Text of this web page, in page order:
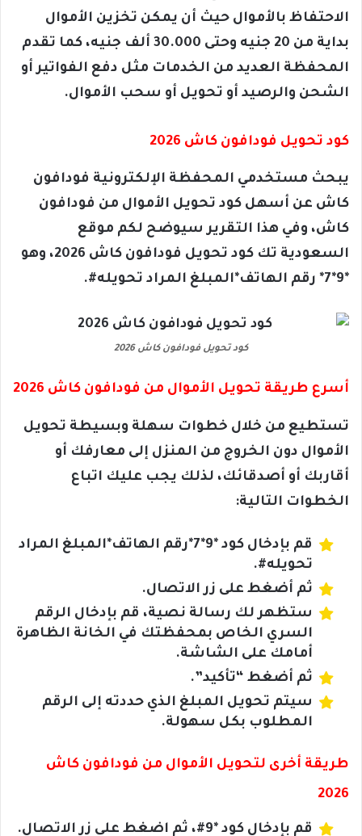
الاحتفاظ بالأموال حيث أن يمكن تخزين الأموال
بداية من 20 جنيه وحتى 30.000 ألف جنيه، كما تقدم
المحفظة العديد من الخدمات مثل دفع الفواتير أو
الشحن والرصيد أو تحويل أو سحب الأموال.
كود تحويل فودافون كاش 2026
يبحث مستخدمي المحفظة الإلكترونية فودافون
كاش عن أسهل كود تحويل الأموال من فودافون
كاش، وفي هذا التقرير سيوضح لكم موقع
السعودية تك كود تحويل فودافون كاش 2026، وهو
*9*7* رقم الهاتف*المبلغ المراد تحويله#.
كود تحويل فودافون كاش 2026
أسرع طريقة تحويل الأموال من فودافون كاش 2026
تستطيع من خلال خطوات سهلة وبسيطة تحويل
الأموال دون الخروج من المنزل إلى معارفك أو
أقاربك أو أصدقائك، لذلك يجب عليك اتباع
الخطوات التالية:
قم بإدخال كود *9*7*رقم الهاتف*المبلغ المراد
تحويله#.
ثم أضغط على زر الاتصال.
ستظهر لك رسالة نصية، قم بإدخال الرقم
السري الخاص بمحفظتك في الخانة الظاهرة
أمامك على الشاشة.
ثم أضغط “تأكيد”.
سيتم تحويل المبلغ الذي حددته إلى الرقم
المطلوب بكل سهولة.
طريقة أخرى لتحويل الأموال من فودافون كاش
2026
قم بإدخال كود *9#، ثم اضغط على زر الاتصال.